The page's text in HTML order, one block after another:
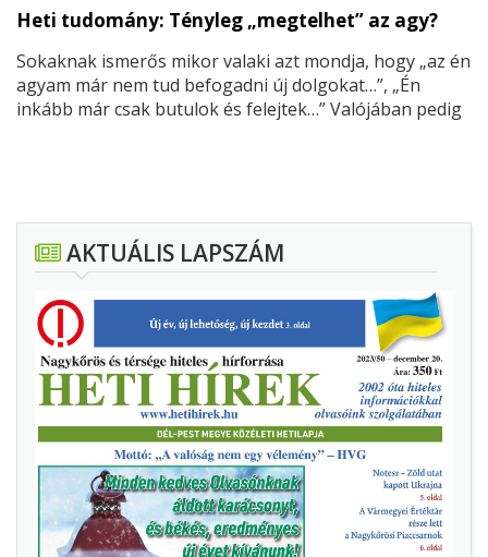
Heti tudomány: Tényleg „megtelhet” az agy?
Sokaknak ismerős mikor valaki azt mondja, hogy „az én
agyam már nem tud befogadni új dolgokat…”, „Én
inkább már csak butulok és felejtek…” Valójában pedig
AKTUÁLIS LAPSZÁM